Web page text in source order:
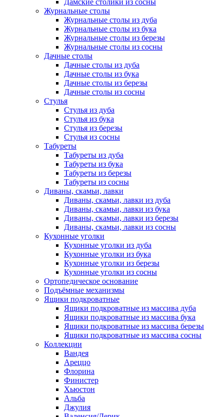
Дамские столики из сосны
Журнальные столы
Журнальные столы из дуба
Журнальные столы из бука
Журнальные столы из березы
Журнальные столы из сосны
Дачные столы
Дачные столы из дуба
Дачные столы из бука
Дачные столы из березы
Дачные столы из сосны
Стулья
Стулья из дуба
Стулья из бука
Стулья из березы
Стулья из сосны
Табуреты
Табуреты из дуба
Табуреты из бука
Табуреты из березы
Табуреты из сосны
Диваны, скамьи, лавки
Диваны, скамьи, лавки из дуба
Диваны, скамьи, лавки из бука
Диваны, скамьи, лавки из березы
Диваны, скамьи, лавки из сосны
Кухонные уголки
Кухонные уголки из дуба
Кухонные уголки из бука
Кухонные уголки из березы
Кухонные уголки из сосны
Ортопедическое основание
Подъёмные механизмы
Ящики подкроватные
Ящики подкроватные из массива дуба
Ящики подкроватные из массива бука
Ящики подкроватные из массива березы
Ящики подкроватные из массива сосны
Коллекции
Вандея
Ареццо
Флорина
Финистер
Хьюстон
Альба
Джулия